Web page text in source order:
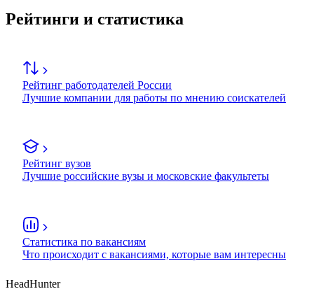
Рейтинги и статистика
Рейтинг работодателей России
Лучшие компании для работы по мнению соискателей
Рейтинг вузов
Лучшие российские вузы и московские факультеты
Статистика по вакансиям
Что происходит с вакансиями, которые вам интересны
HeadHunter